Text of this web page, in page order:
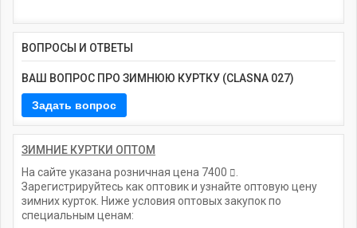
ВОПРОСЫ И ОТВЕТЫ
ВАШ ВОПРОС ПРО ЗИМНЮЮ КУРТКУ (CLASNA 027)
ЗИМНИЕ КУРТКИ ОПТОМ
На сайте указана розничная цена 7400
Зарегистрируйтесь как оптовик и узнайте оптовую цену
зимних курток. Ниже условия оптовых закупок по
специальным ценам: